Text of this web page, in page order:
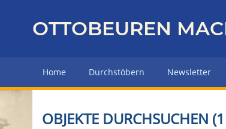
z
r
OTTOBEUREN
Home Durchstöbern Newsletter
OBJEKTE DURCHSUCHEN